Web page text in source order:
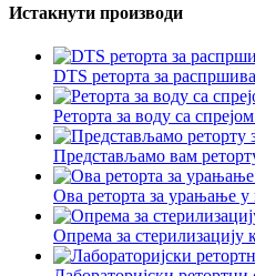
Истакнути производи
DTS реторта за
Реторта за воду са
Представљамо вам
Ова реторта за урањање у
Опрема за стерилизацију